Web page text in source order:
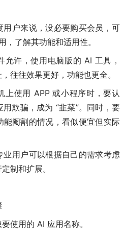
用户来说，没必要购买会员，可
，了解其功能和适用性。
允许，使用电脑版的 AI 工具，
往往效果更好，功能也更全。
上使用 APP 或小程序时，要认
欺骗，成为 “韭菜”。同时，要
阉割的情况，看似便宜但实际
业用户可以根据自己的需求考虑
制和扩展。
使用的 AI 应用名称。